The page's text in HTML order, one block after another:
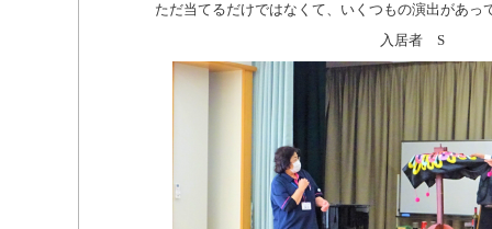
ただ当てるだけではなくて、いくつもの演出があっ
入居者 S